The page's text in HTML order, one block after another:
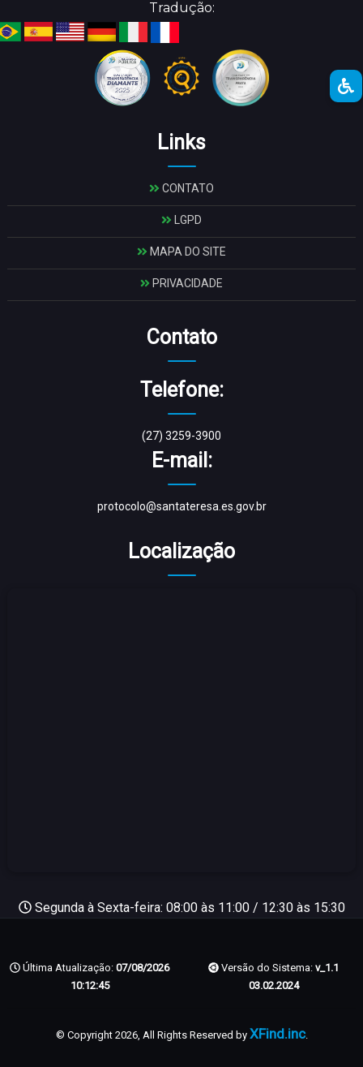
Tradução:
Links
CONTATO
LGPD
MAPA DO SITE
PRIVACIDADE
Contato
Telefone:
(27) 3259-3900
E-mail:
protocolo@santateresa.es.gov.br
Localização
Segunda à Sexta-feira: 08:00 às 11:00 / 12:30 às 15:30
Última Atualização: 07/08/2026
10:12:45
Versão do Sistema: v_1.1
03.02.2024
© Copyright 2026, All Rights Reserved by XFind.inc.